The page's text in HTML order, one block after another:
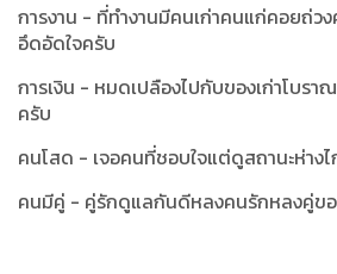
การงาน - ที่ทำงานมีคนเก่าคนแก่คอยถ่ว
อึดอัดใจครับ
การเงิน - หมดเปลืองไปกับของเก่าโบร
ครับ
คนโสด - เจอคนที่ชอบใจแต่ดูสถานะห่าง
คนมีคู่ - คู่รักดูแลกันดีหลงคนรักหลงคู่ขอ